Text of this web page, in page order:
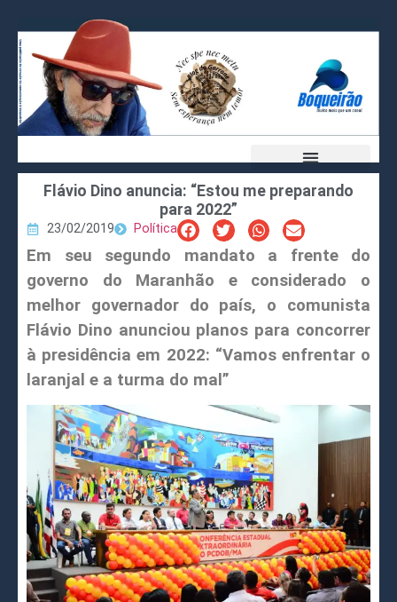
Flávio Dino anuncia: “Estou me preparando
para 2022”
23/02/2019 Política
Em seu segundo mandato a frente do
governo do Maranhão e considerado o
melhor governador do país, o comunista
Flávio Dino anunciou planos para concorrer
à presidência em 2022: “Vamos enfrentar o
laranjal e a turma do mal”